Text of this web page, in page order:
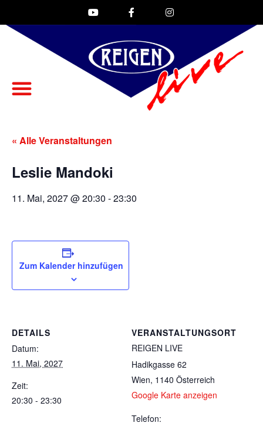
« Alle Veranstaltungen
Leslie Mandoki
11. Mai, 2027 @ 20:30 -23:30
Zum Kalender hinzufügen
DETAILS
Datum:
11. Mai, 2027
Zeit:
20:30 - 23:30
VERANSTALTUNGSORT
REIGEN LIVE
Hadikgasse 62
Wien, 1140 Österreich
Google Karte anzeigen
Telefon: